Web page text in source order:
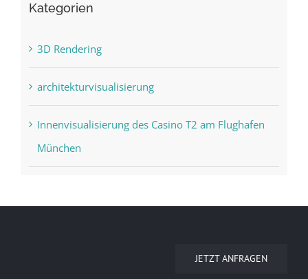
Kategorien
3D Rendering
architekturvisualisierung
Innenvisualisierung des Casino T2 am Flughafen
München
JETZT ANFRAGEN